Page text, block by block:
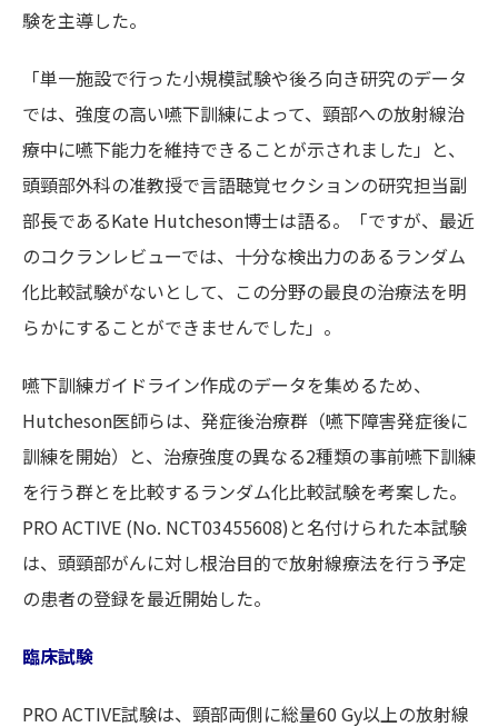
験を主導した。
「単一施設で行った小規模試験や後ろ向き研究のデータ
では、強度の高い嚥下訓練によって、頸部への放射線治
療中に嚥下能力を維持できることが示されました」と、
頭頸部外科の准教授で言語聴覚セクションの研究担当副
部長であるKate Hutcheson博士は語る。「ですが、最近
のコクランレビューでは、十分な検出力のあるランダム
化比較試験がないとして、この分野の最良の治療法を明
らかにすることができませんでした」。
嚥下訓練ガイドライン作成のデータを集めるため、
Hutcheson医師らは、発症後治療群（嚥下障害発症後に
訓練を開始）と、治療強度の異なる2種類の事前嚥下訓練
を行う群とを比較するランダム化比較試験を考案した。
PRO ACTIVE (No. NCT03455608)と名付けられた本試験
は、頭頸部がんに対し根治目的で放射線療法を行う予定
の患者の登録を最近開始した。
臨床試験
PRO ACTIVE試験は、頸部両側に総量60 Gy以上の放射線